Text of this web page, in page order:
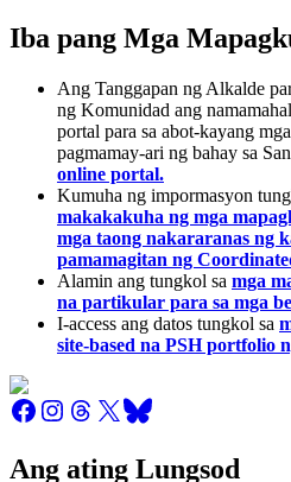
Iba pang Mga
Ang Tanggapan ng Alkalde
ng Komunidad ang
portal para sa abot-kayang
pagmamay-ari ng bahay sa
online portal.
Kumuha ng impormasyon
makakakuha ng mga
mga taong nakararanas ng
pamamagitan ng
Alamin ang tungkol sa mga
na partikular para sa mga
I-access ang datos tungkol sa
site-based na PSH portfolio
Ang ating Lungsod